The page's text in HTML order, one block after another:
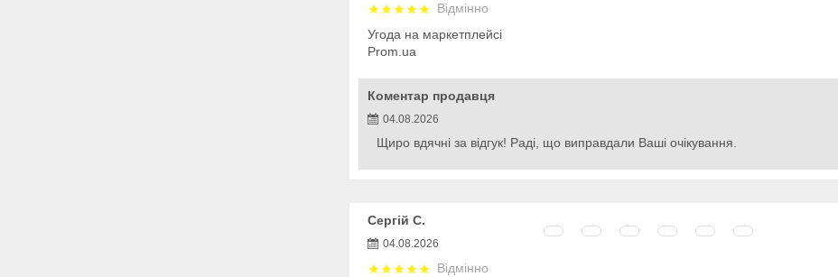
Відмінно
Угода на маркетплейсі
Prom.ua
Коментар продавця
04.08.2026
Щиро вдячні за відгук! Раді, що виправдали Ваші очікування.
Сергій С.
04.08.2026
Відмінно